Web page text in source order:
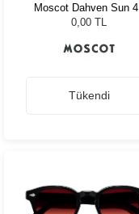
Moscot Dahven Sun 47
Olive Brown Bel Air
0,00 TL
Tükendi